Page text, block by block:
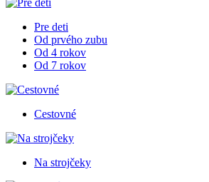
Pre deti
Od prvého zubu
Od 4 rokov
Od 7 rokov
Cestovné
Na strojčeky